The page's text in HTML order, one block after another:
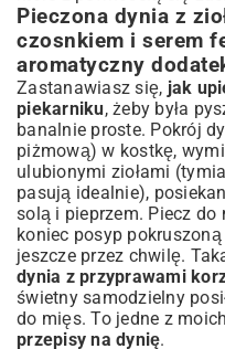
Pieczona dynia z
czosnkiem i serem
aromatyczny
Zastanawiasz się, jak
piekarniku, żeby była
banalnie proste. Pokrój
piżmową) w kostkę,
ulubionymi ziołami
pasują idealnie),
solą i pieprzem. Piecz do
koniec posyp
jeszcze przez chwilę.
dynia z przyprawami
świetny samodzielny
do mięs. To jedne z
przepisy na dynię.